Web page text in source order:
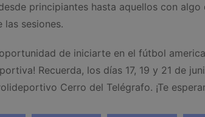
principiantes hasta aquellos con algo
las sesiones.
de iniciarte en el fútbol
Recuerda, los días 17, 19 y 21 de
Cerro del Telégrafo. ¡Te